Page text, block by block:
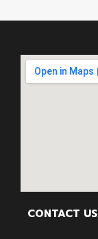
CONTACT US